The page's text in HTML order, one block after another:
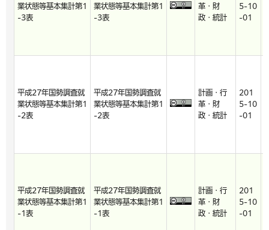
業状態等基本集計第1
-3表
業状態等基本集計第1
-3表
革・財
政・統計
5-10
-01
平成27年国勢調査就
業状態等基本集計第1
-2表
平成27年国勢調査就
業状態等基本集計第1
-2表
計画・行
革・財
政・統計
201
5-10
-01
平成27年国勢調査就
業状態等基本集計第1
-1表
平成27年国勢調査就
業状態等基本集計第1
-1表
計画・行
革・財
政・統計
201
5-10
-01